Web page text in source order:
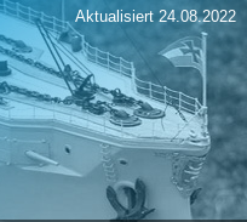
Aktualisiert 24.08.2022